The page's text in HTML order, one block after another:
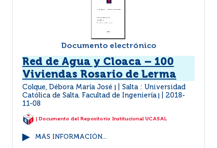
Documento electrónico
Red de Agua y Cloaca – 100
Viviendas Rosario de Lerma
Colque, Débora María José
Salta : Universidad
Católica de Salta. Facultad de Ingeniería
2018-
11-08
| Documento del Repositorio Institucional UCASAL
MÁS INFORMACIÓN...